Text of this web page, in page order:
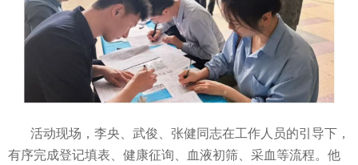
活动现场，李央、武俊、张健同志在工作人员的引导下，
有序完成登记填表、健康征询、血液初筛、采血等流程。他